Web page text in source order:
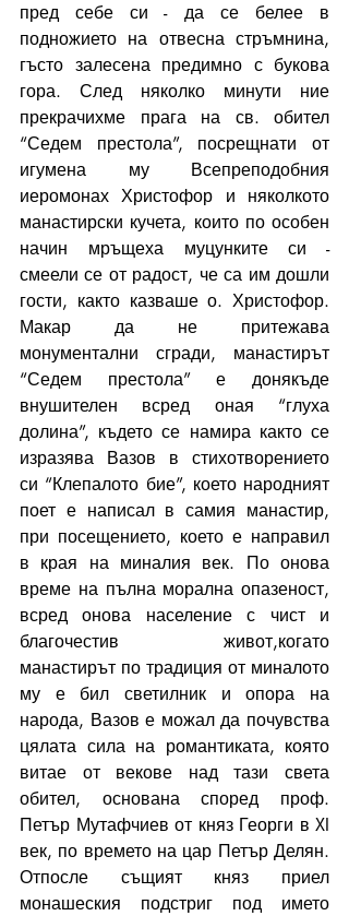
пред себе си - да се белее в
подножието на отвесна стръмнина,
гъсто залесена предимно с букова
гора. След няколко минути ние
прекрачихме прага на св. обител
“Седем престола”, посрещнати от
игумена му Всепреподобния
иеромонах Христофор и няколкото
манастирски кучета, които по особен
начин мръщеха муцунките си -
смеели се от радост, че са им дошли
гости, както казваше о. Христофор.
Макар да не притежава
монументални сгради, манастирът
“Седем престола” е донякъде
внушителен всред оная “глуха
долина”, където се намира както се
изразява Вазов в стихотворението
си “Клепалото бие”, което народният
поет е написал в самия манастир,
при посещението, което е направил
в края на миналия век. По онова
време на пълна морална опазеност,
всред онова население с чист и
благочестив живот,когато
манастирът по традиция от миналото
му е бил светилник и опора на
народа, Вазов е можал да почувства
цялата сила на романтиката, която
витае от векове над тази света
обител, основана според проф.
Петър Мутафчиев от княз Георги в XI
век, по времето на цар Петър Делян.
Отпосле същият княз приел
монашеския подстриг под името